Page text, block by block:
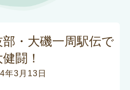
・大磯一周駅伝で
闘！
年3月13日